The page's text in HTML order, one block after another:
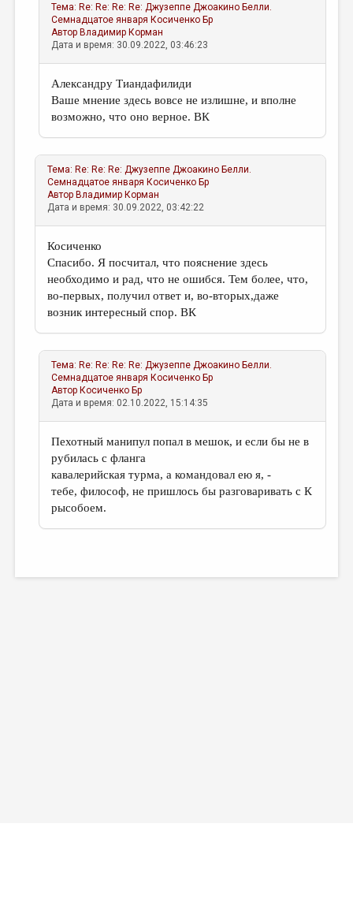
Тема:Re: Re: Re: Re: Джузеппе Джоакино Белли.
Семнадцатое января Косиченко Бр
АвторВладимир Корман
Дата и время: 30.09.2022, 03:46:23
Александру Тиандафилиди
Ваше мнение здесь вовсе не излишне, и вполне
возможно, что оно верное. ВК
Тема:Re: Re: Re: Джузеппе Джоакино Белли.
Семнадцатое января Косиченко Бр
АвторВладимир Корман
Дата и время: 30.09.2022, 03:42:22
Косиченко
Спасибо. Я посчитал, что пояснение здесь
необходимо и рад, что не ошибся. Тем более, что,
во-первых, получил ответ и, во-вторых,даже
возник интересный спор. ВК
Тема:Re: Re: Re: Re: Джузеппе Джоакино Белли.
Семнадцатое января Косиченко Бр
АвторКосиченко Бр
Дата и время: 02.10.2022, 15:14:35
Пехотный манипул попал в мешок, и если бы не в
рубилась с фланга
кавалерийская турма, а командовал ею я, -
тебе, философ, не пришлось бы разговаривать с К
рысобоем.